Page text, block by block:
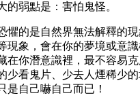
的弱點是：害怕鬼怪。
懼的是自然界無法解釋的
現象，會在你的夢境或意
在你潛意識裡，最不容易
少看鬼片、少去人煙稀少
是自己嚇自己而已！